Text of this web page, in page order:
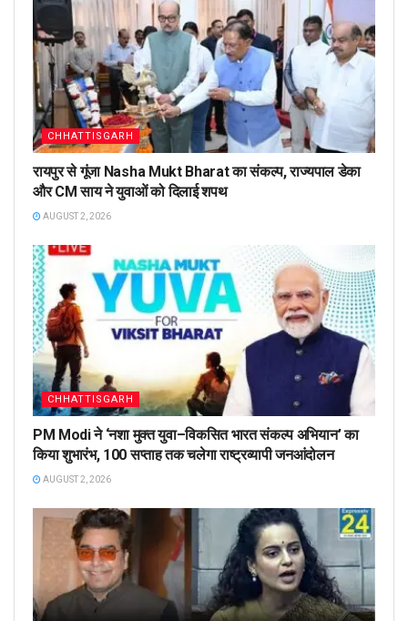
CHHATTISGARH
रायपुर से गूंजा Nasha Mukt Bharat का संकल्प, राज्यपाल डेका
और CM साय ने युवाओं को दिलाई शपथ
AUGUST 2, 2026
CHHATTISGARH
PM Modi ने ‘नशा मुक्त युवा–विकसित भारत संकल्प अभियान’ का
किया शुभारंभ, 100 सप्ताह तक चलेगा राष्ट्रव्यापी जनआंदोलन
AUGUST 2, 2026